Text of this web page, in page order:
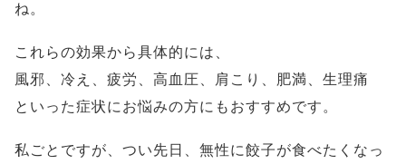
ね。
これらの効果から具体的には、
風邪、冷え、疲労、高血圧、肩こり、肥満、生理痛
といった症状にお悩みの方にもおすすめです。
私ごとですが、つい先日、無性に餃子が食べたくなっ